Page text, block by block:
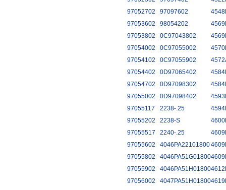
97052702
97097602
97053602
98054202
97053802
0C97043802
97054002
0C97055002
97054102
0C97055902
97054402
0D97065402
97054702
0D97098302
97055002
0D97098402
97055117
2238-.25
97055202
2238-S
97055517
2240-.25
97055602
4046PA22101800
97055802
4046PA51G01800
97055902
4046PA51H01800
97056002
4047PA51H01800